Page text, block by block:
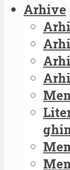
Arhive